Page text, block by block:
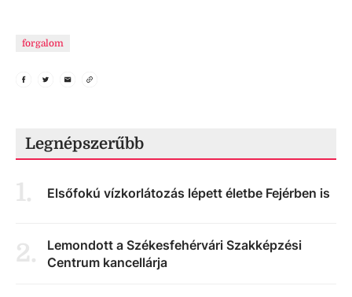
forgalom
Legnépszerűbb
1. Elsőfokú vízkorlátozás lépett életbe Fejérben is
2.
Lemondott a Székesfehérvári Szakképzési
Centrum kancellárja